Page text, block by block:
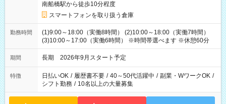
南船橋駅から徒歩10分程度
スマートフォンを取り扱う倉庫
勤務時間
(1)9:00～18:00（実働8時間） (2)10:00～18:00（実働7時間）
(3)10:00～17:00（実働6時間） ※時間帯選べます ※休憩60分
期間 長期 2026年9月スタート予定
特徴 日払いOK / 履歴書不要 / 40～50代活躍中 / 副業・WワークOK /
シフト勤務 / 10名以上の大量募集